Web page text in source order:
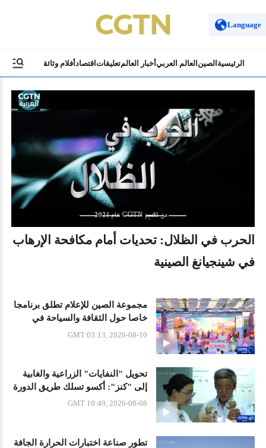
Language
الرئيسية الصين العالم العربيأخبار العالمتعليقات اقتصادأفلام وثائقية ثقافة
‎الحرب في الظلال: تحديات أمام مكافحة الإرهاب
في شينجيانغ الصينية
مجموعة الصين للإعلام تطلق برنامجا
خاصا حول الثقافة والسياحة في
شينجيانغ
GMT 03:13, 2026-08-10
تحويل "النفايات" الزراعية والغابية
إلى "كنز": أكسو تسلك طريق الدورة
الخضراء
GMT 10:49, 2026-08-08
تطور صناعة اختبارات الحرارة الجافة